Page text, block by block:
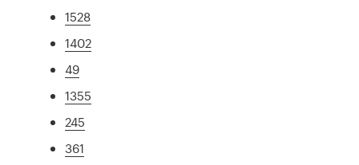
1528
1402
49
1355
245
361